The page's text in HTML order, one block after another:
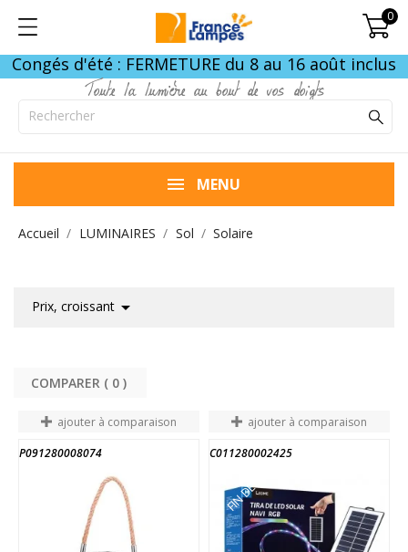
0
Congés d'été : FERMETURE du 8 au 16 août inclus
Toute la lumière au bout de vos doigts
MENU
Accueil LUMINAIRES Sol Solaire
Prix, croissant 
COMPARER ( 0
ajouter à comparaison
P091280008074
FIN DE STOCK
ajouter à comparaison
C011280002425
FIN DE STOCK